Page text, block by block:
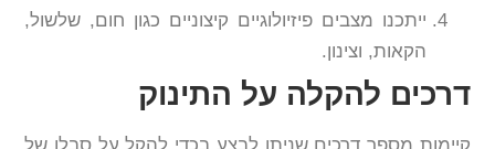
ייתכנו מצבים פיזיולוגיים קיצוניים כגון חום, שלשול,
הקאות, וצינון.
דרכים להקלה על התינוק